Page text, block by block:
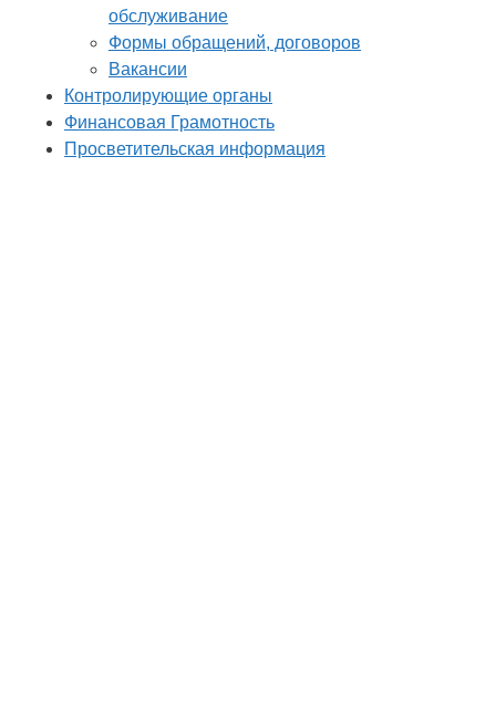
обслуживание
Формы обращений, договоров
Вакансии
Контролирующие органы
Финансовая Грамотность
Просветительская информация